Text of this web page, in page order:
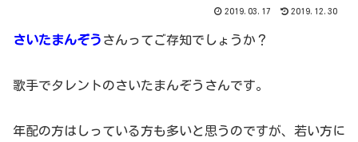
2019.03.17 2019.12.30
さいたまんぞう さんってご存知でしょうか？
歌手でタレントのさいたまんぞうさんです。
年配の方はしっている方も多いと思うのですが、若い方に